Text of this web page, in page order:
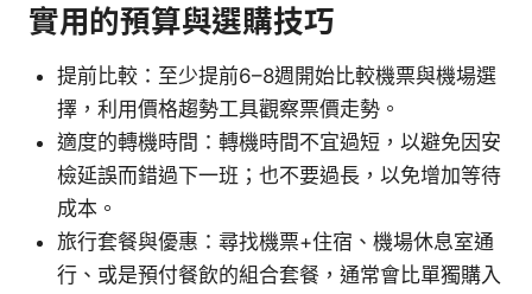
實用的預算與選購技巧
提前比較：至少提前6–8週開始比較機票與機場選
擇，利用價格趨勢工具觀察票價走勢。
適度的轉機時間：轉機時間不宜過短，以避免因安
檢延誤而錯過下一班；也不要過長，以免增加等待
成本。
旅行套餐與優惠：尋找機票+住宿、機場休息室通
行、或是預付餐飲的組合套餐，通常會比單獨購入